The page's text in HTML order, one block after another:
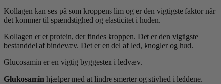
Kollagen kan ses på som kroppens lim og er den vigtigste faktor når
det kommer til spændstighed og elasticitet i huden.
Kollagen er et protein, der findes kroppen. Det er den vigtigste
bestanddel af bindevæv. Det er en del af led, knogler og hud.
Glucosamin er en vigtig byggesten i ledvæv.
Glukosamin hjælper med at lindre smerter og stivhed i leddene.